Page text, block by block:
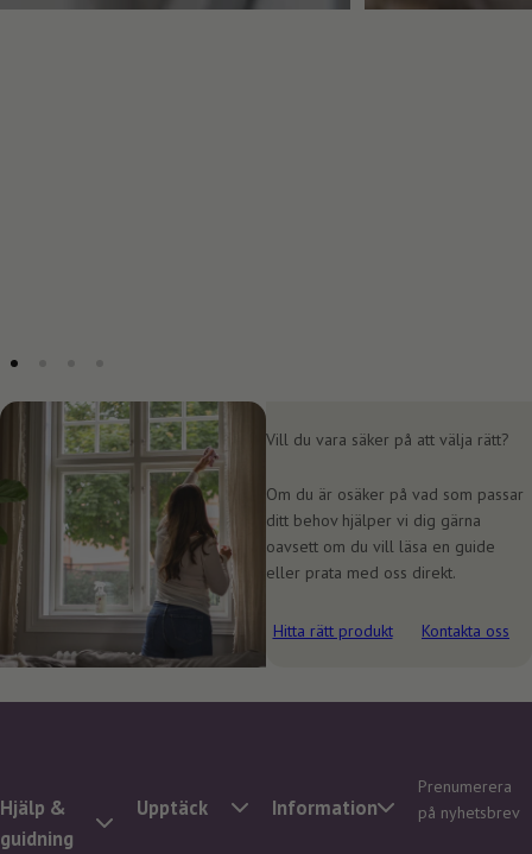
Vill du vara säker på att välja rätt?
Om du är osäker på vad som passar
ditt behov hjälper vi dig gärna
oavsett om du vill läsa en guide
eller prata med oss direkt.
Hitta rätt produkt Kontakta oss
Prenumerera
på nyhetsbrev
Hjälp &
guidning
Upptäck Information